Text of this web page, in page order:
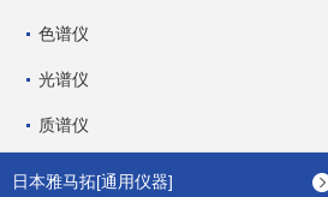
色谱仪
光谱仪
质谱仪
日本雅马拓[通用仪器]